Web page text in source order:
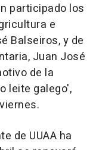
participado los
e
Balseiros, y de
Juan José
de la
leite galego',
de UUAA ha